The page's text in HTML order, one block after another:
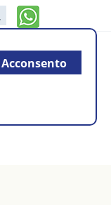
Acconsento